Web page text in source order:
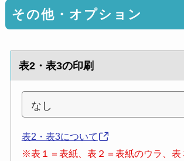
その他・オプション
表2・表3の印刷
表2・表3について
※表１＝表紙、表２＝表紙のウラ、表